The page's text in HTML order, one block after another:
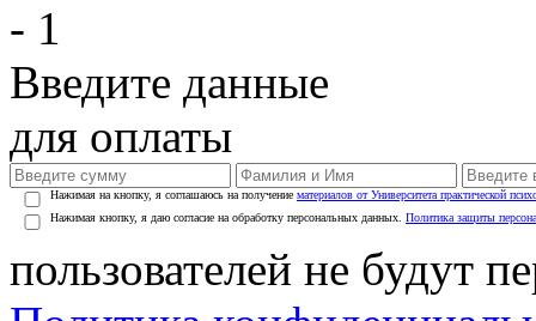
- 1
Введите данные
для оплаты
Нажимая на кнопку, я соглашаюсь на получение материалов от Университета практической
Нажимая кнопку, я даю согласие на обработку персональных данных. Политика защиты
пользователей не будут